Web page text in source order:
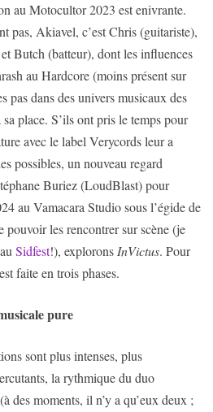
au Motocultor 2023 est enivrante.
pas, Akiavel, c’est Chris (guitariste),
Butch (batteur), dont les influences
au Hardcore (moins présent sur
pas dans des univers musicaux des
place. S’ils ont pris le temps pour
avec le label Verycords leur a
possibles, un nouveau regard
Buriez (LoudBlast) pour
au Vamacara Studio sous l’égide de
les rencontrer sur scène (je
auSidfest!), explorons InVictus. Pour
faite en trois phases.
pure
sont plus intenses, plus
la rythmique du duo
des moments, il n’y a qu’eux deux ;